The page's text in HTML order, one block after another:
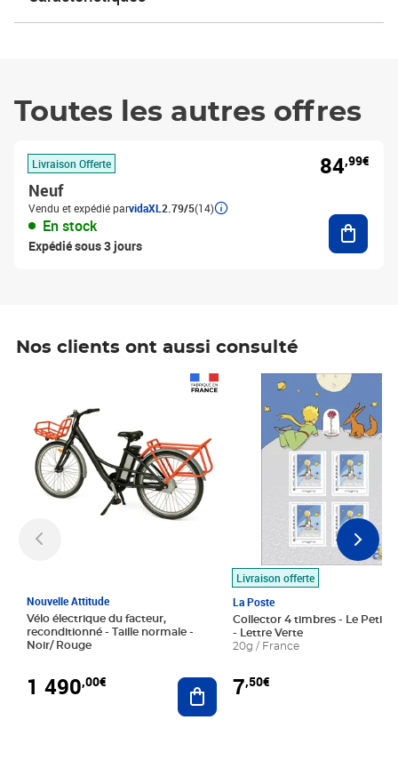
Toutes les autres offres
Livraison Offerte
Neuf
Vendu et expédié parvidaXL 2.79/5(14)
En stock
Expédié sous 3 jours
84,99€
Nos clients ont aussi consulté
Nouvelle Attitude
Vélo électrique du facteur,
reconditionné - Taille normale -
Noir/ Rouge
1 490,00€ Ajouter au panier
Livraison offerte
La Poste
Collector 4 timbres - Le Petit
- Lettre Verte
20g / France
7,50€
Prix 7,50€